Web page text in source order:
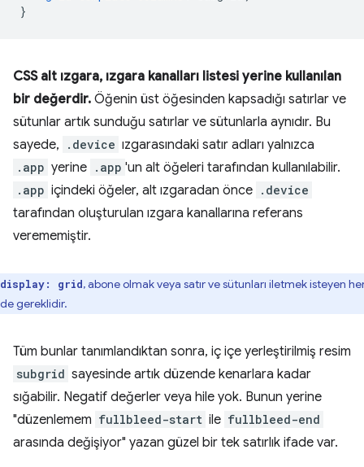
}
CSS alt ızgara, ızgara kanalları listesi yerine kullanılan
bir değerdir. Öğenin üst öğesinden kapsadığı satırlar ve
sütunlar artık sunduğu satırlar ve sütunlarla aynıdır. Bu
sayede,
.device ızgarasındaki satır adları yalnızca
.app yerine .app 'un alt öğeleri tarafından kullanılabilir.
.app içindeki öğeler, alt ızgaradan önce .device
tarafından oluşturulan ızgara kanallarına referans
verememiştir.
display: grid, abone olmak veya satır ve sütunları iletmek isteyen
gereklidir.
Tüm bunlar tanımlandıktan sonra, iç içe yerleştirilmiş resim
subgrid sayesinde artık düzende kenarlara kadar
sığabilir. Negatif değerler veya hile yok. Bunun yerine
"düzenlemem fullbleed-start ile fullbleed-end
arasında değişiyor" yazan güzel bir tek satırlık ifade var.